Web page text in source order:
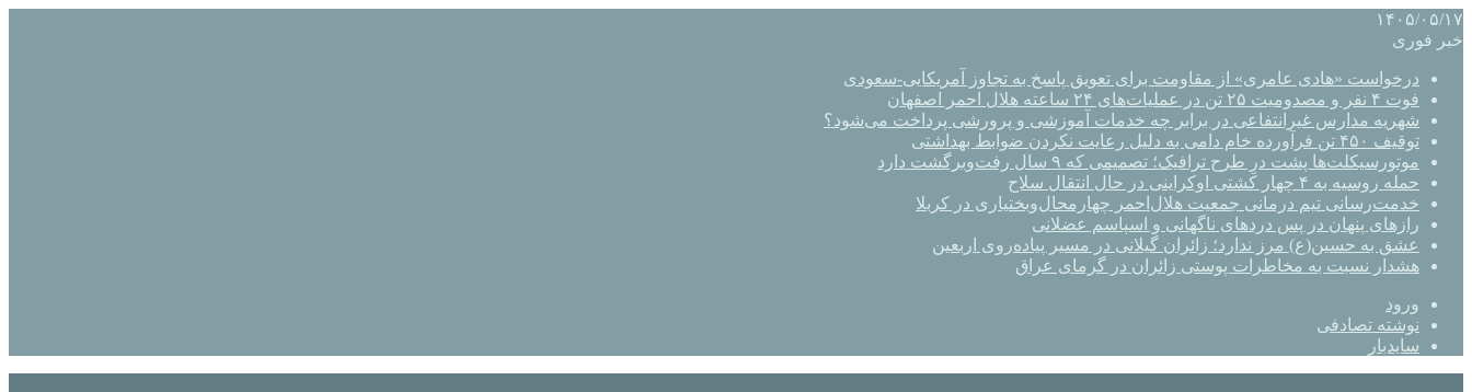
۱۴۰۵/۰۵/۱۷
خبر فوری
درخواست «هادی عامری» از مقاومت برای تعویق پاسخ به تجاوز آمریکایی-سعودی
فوت ۴ نفر و مصدومیت ۲۵ تن در عملیات‌های ۲۴ ساعته هلال احمر اصفهان
شهریه مدارس غیرانتفاعی در برابر چه خدمات آموزشی و پرورشی پرداخت می‌شود؟
توقیف ۴۵۰ تن فرآورده خام دامی به دلیل رعایت نکردن ضوابط بهداشتی
موتورسیکلت‌ها پشت درِ طرح ترافیک؛ تصمیمی که ۹ سال رفت‌وبرگشت دارد
حمله روسیه به ۴ چهار کشتی اوکراینی در حال انتقال سلاح
خدمت‌رسانی تیم درمانی جمعیت هلال‌احمر چهارمحال‌وبختیاری در کربلا
رازهای پنهان در پس دردهای ناگهانی و اسپاسم عضلانی
عشق به حسین(ع) مرز ندارد؛ زائران گیلانی در مسیر پیاده‌روی اربعین
هشدار نسبت به مخاطرات پوستی زائران در گرمای عراق
ورود
نوشته تصادفی
سایدبار